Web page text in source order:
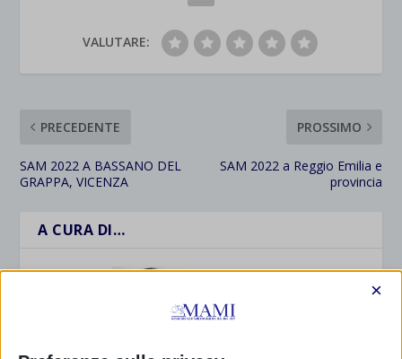
VALUTARE:
PRECEDENTE
SAM 2022 A BASSANO DEL
GRAPPA, VICENZA
PROSSIMO
SAM 2022 a Reggio Emilia e
provincia
A CURA DI…
Monia Scarton
×